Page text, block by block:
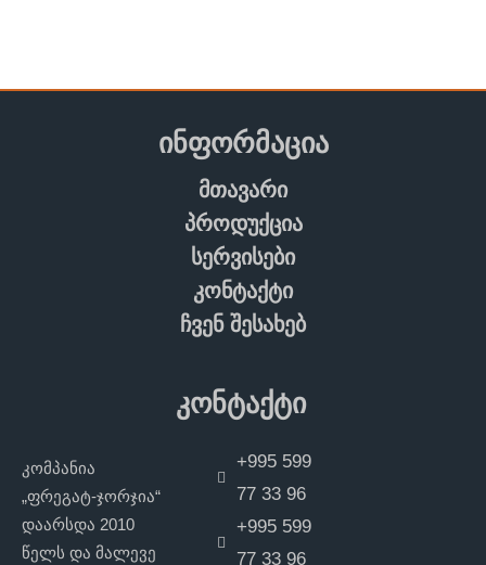
ინფორმაცია
მთავარი
პროდუქცია
სერვისები
კონტაქტი
ჩვენ შესახებ
კომპანია
„ფრეგატ-ჯორჯია“
დაარსდა 2010
წელს და მალევე
კონტაქტი
+995 599
77 33 96
+995 599
77 33 96